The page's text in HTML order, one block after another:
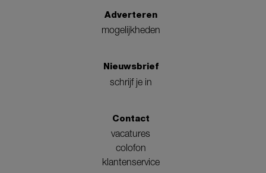
Adverteren
mogelijkheden
Nieuwsbrief
schrijf je in
Contact
vacatures
colofon
klantenservice